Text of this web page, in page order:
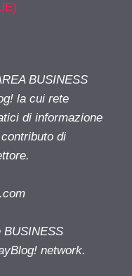
BUSINESS
la cui rete
di informazione
di
network.